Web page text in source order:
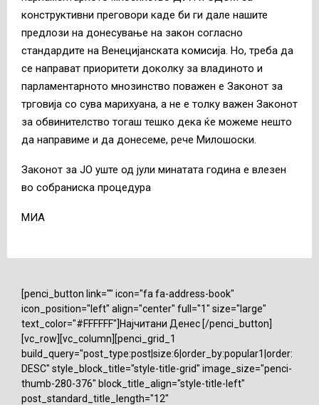
конструктивни преговори каде би ги дале нашите
предлози на донесување на закон согласно
стандардите на Венецијанската комисија. Но, треба да
се направат приоритети доколку за владиното и
парламентарното мнозинство поважен е Законот за
трговија со сува марихуана, а не е толку важен Законот
за обвинителство тогаш тешко дека ќе можеме нешто
да направиме и да донесеме, рече Милошоски.
Законот за ЈО уште од јули минатата година е влезен
во собраниска процедура
МИА
[penci_button link="" icon="fa fa-address-book"
icon_position="left" align="center" full="1" size="large"
text_color="#FFFFFF"]Најчитани Денес [/penci_button]
[vc_row][vc_column][penci_grid_1
build_query="post_type:post|size:6|order_by:popular1|order:
DESC" style_block_title="style-title-grid" image_size="penci-
thumb-280-376" block_title_align="style-title-left"
post_standard_title_length="12"